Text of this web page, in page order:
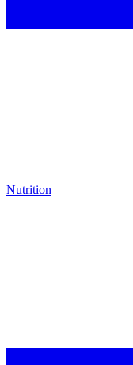
Nutrition